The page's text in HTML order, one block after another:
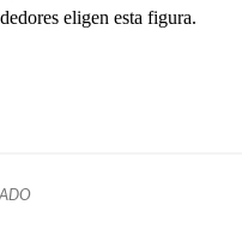
eligen esta figura.